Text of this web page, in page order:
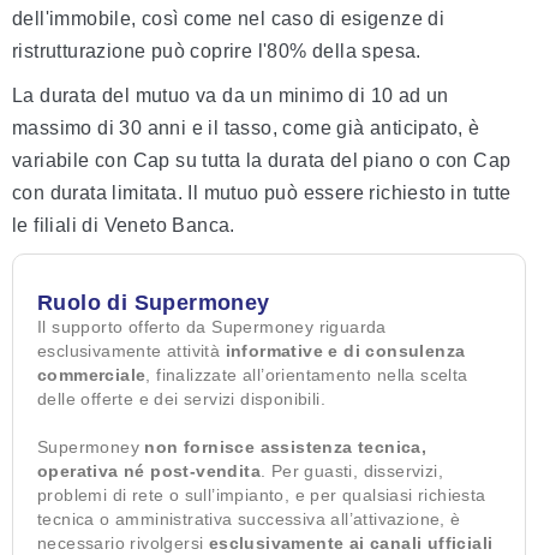
dell'immobile, così come nel caso di esigenze di
ristrutturazione può coprire l'80% della spesa.
La durata del mutuo va da un minimo di 10 ad un
massimo di 30 anni e il tasso, come già anticipato, è
variabile con Cap su tutta la durata del piano o con Cap
con durata limitata. Il mutuo può essere richiesto in tutte
le filiali di Veneto Banca.
Ruolo di Supermoney
Il supporto offerto da Supermoney riguarda
esclusivamente attività informative e di consulenza
commerciale , finalizzate all’orientamento nella scelta
delle offerte e dei servizi disponibili.
Supermoney non fornisce assistenza tecnica,
operativa né post-vendita . Per guasti, disservizi,
problemi di rete o sull’impianto, e per qualsiasi richiesta
tecnica o amministrativa successiva all’attivazione, è
necessario rivolgersi esclusivamente ai canali ufficiali